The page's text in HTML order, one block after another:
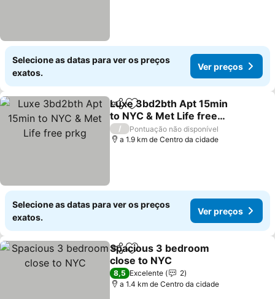
Selecione as datas para ver os preços
exatos.
Ver preços
PartilharAdicionar aos favoritos
Luxe 3bd2bth Apt 15min
to NYC & Met Life free
prkg
Ver preços
/
Pontuação não disponível
a 1.9 km de Centro da cidade
Selecione as datas para ver os preços
exatos.
Ver preços
PartilharAdicionar aos favoritos
Spacious 3 bedroom
close to NYC
Ver preços
8,5 Excelente
2
a 1.4 km de Centro da cidade